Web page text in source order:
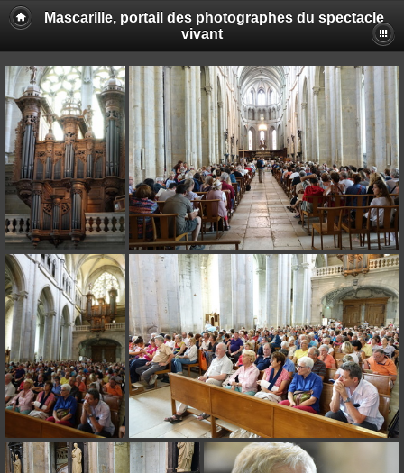
Mascarille, portail des photographes du spectacle
vivant